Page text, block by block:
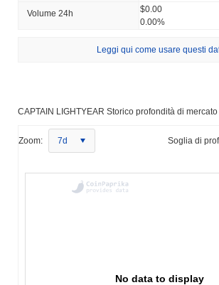
Volume 24h
$0.00
0.00%
Leggi qui come usare questi
CAPTAIN LIGHTYEAR Storico profondità di
Zoom: 7d Soglia di
No data to display